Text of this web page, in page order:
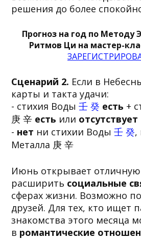
решения до более
Прогноз на год по Методу
Ритмов Ци на мастер-
Сценарий 2. Если в
карты и такта удачи:
- стихия Воды 壬 癸 есть +
庚 辛 есть или отсутствует
- нет ни стихии Воды 壬 癸,
Металла 庚 辛
Июнь открывает
расширить социальные
сферах жизни. Возможно
друзей. Для тех, кто ищет
знакомства этого месяца
в романтические